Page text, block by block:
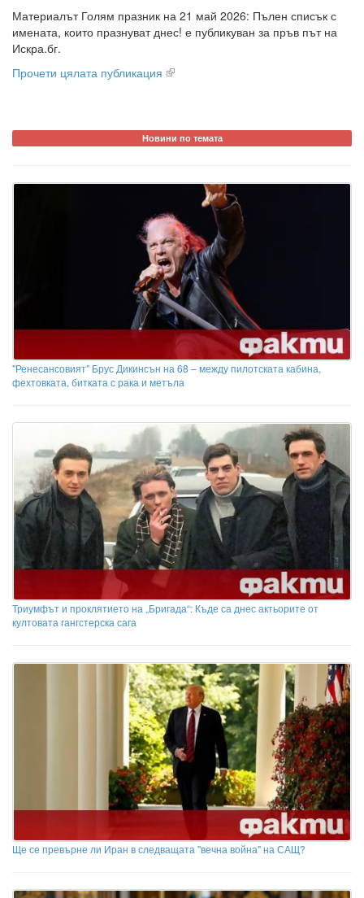
Материалът Голям празник на 21 май 2026: Пълен списък с
имената, които празнуват днес! е публикуван за пръв път на
Искра.бг.
Прочети цялата публикация
Новини по темата
"Ренесансовият" Брус Дикинсън на 68 – между пилотската кабина,
фехтовката, битката с рака и метъла
Триумфът и проклятието на „Бригада“: Къде са днес актьорите от
култовата гангстерска сага
Ще се превърне ли Иран в следващата "вечна война" на САЩ?